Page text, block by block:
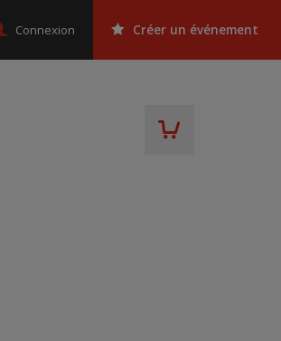
Connexion Créer un événement